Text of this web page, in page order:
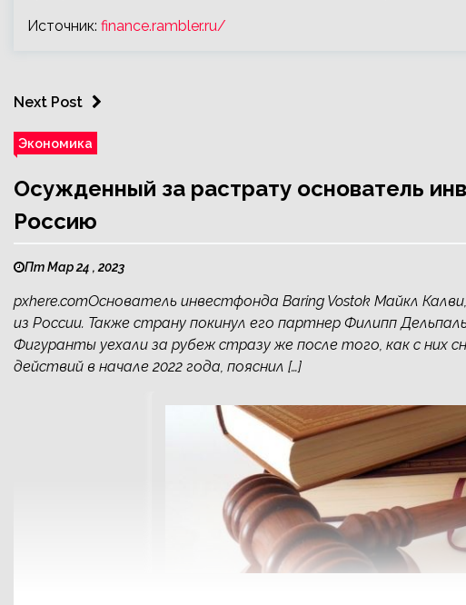
Источник: finance.rambler.ru/
Next Post
Экономика
Осужденный за растрату основатель
Россию
Пт Мар 24 , 2023
pxhere.comОснователь инвестфонда Baring Vostok Майкл
из России. Также страну покинул его партнер Филипп
Фигуранты уехали за рубеж стразу же после того, как с них
действий в начале 2022 года, пояснил […]